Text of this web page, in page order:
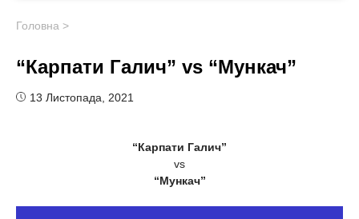
Головна >
“Карпати Галич” vs “Мункач”
13 Листопада, 2021
“Карпати Галич”
vs
“Мункач”